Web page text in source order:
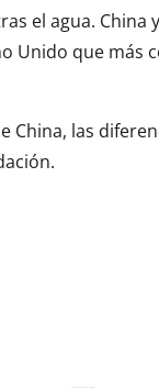
el agua. China
Unido que más
China, las